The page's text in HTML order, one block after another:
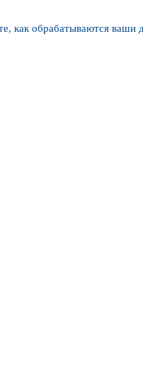
как обрабатываются ваши